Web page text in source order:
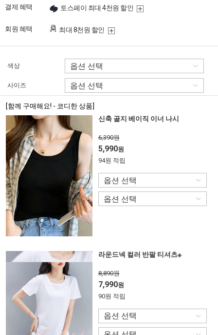
결제 혜택 토스페이 최대 4천원 할인
회원 혜택 최대 8천원 할인
색상
사이즈
[함께 구매해요! - 코디한 상품]
신축 골지 베이직 이너 나시
6,390원
5,990원
94원 적립
라운드넥 컬러 반팔 티셔츠※
8,890원
7,990원
90원 적립